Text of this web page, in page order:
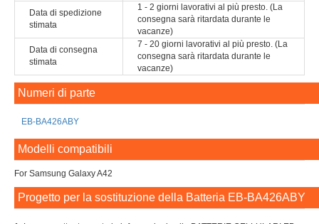
Data di spedizione
stimata
1 - 2 giorni lavorativi al più presto. (La
consegna sarà ritardata durante le
vacanze)
Data di consegna
stimata
7 - 20 giorni lavorativi al più presto. (La
consegna sarà ritardata durante le
vacanze)
Numeri di parte
EB-BA426ABY
Modelli compatibili
For Samsung Galaxy A42
Progetto per la sostituzione della Batteria EB-BA426ABY